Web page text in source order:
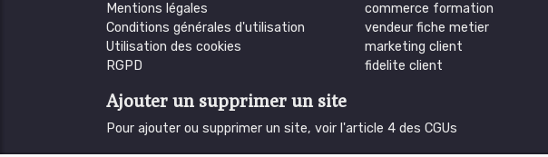
Mentions légales
Conditions générales d'utilisation
Utilisation des cookies
RGPD
commerce formation
vendeur fiche metier
marketing client
fidelite client
Ajouter un supprimer un site
Pour ajouter ou supprimer un site, voir l'article 4 des CGUs